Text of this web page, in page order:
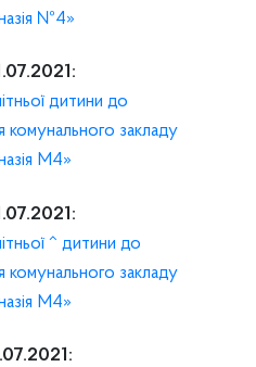
№4»
дитини до
комунального закладу
М4»
^ дитини до
комунального закладу
М4»